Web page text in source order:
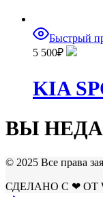
Быстрый
5 500₽
KIA
ВЫ
© 2025 Все права
СДЕЛАНО С ❤ ОТ